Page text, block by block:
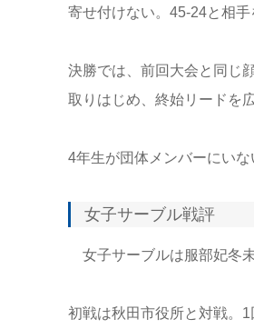
寄せ付けない。45-24と相手
決勝では、前回大会と同じ
取りはじめ、終始リードを
4年生が団体メンバーにい
女子サーブル戦評
女子サーブルは服部妃冬
初戦は秋田市役所と対戦。